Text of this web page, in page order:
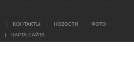
КОНТАКТЫ НОВОСТИ ФОТО
КАРТА САЙТА